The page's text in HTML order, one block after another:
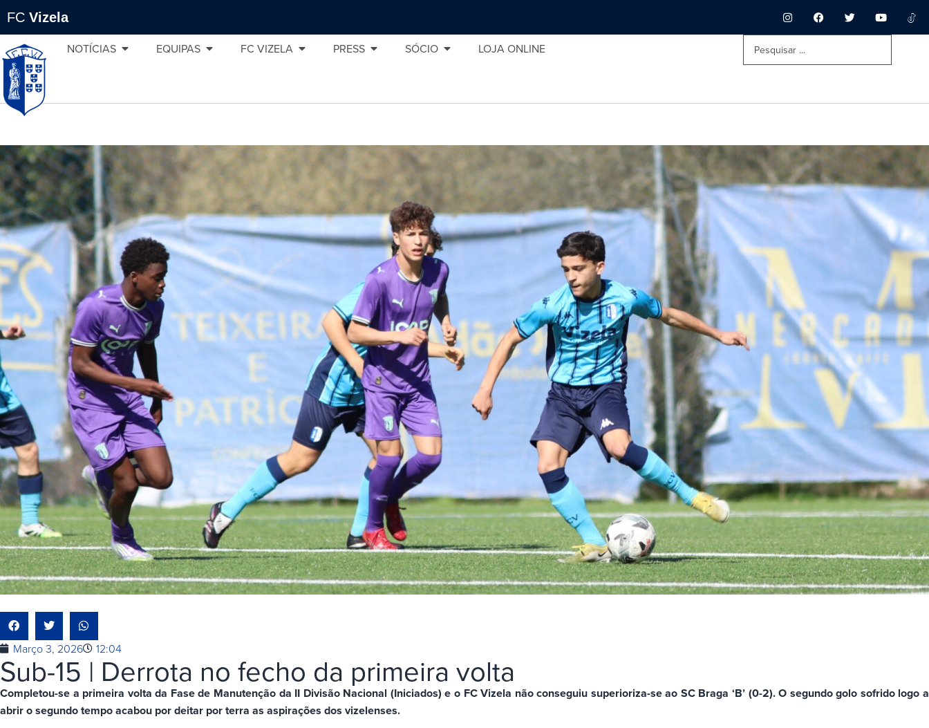
FC Vizela
NOTÍCIAS EQUIPAS FC VIZELA PRESS SÓCIO LOJA ONLINE
Março 3, 2026 12:04
Sub-15 | Derrota no fecho da primeira volta
Completou-se a primeira volta da Fase de Manutenção da II Divisão Nacional (Iniciados) e o FC Vizela não conseguiu superioriza-se ao SC Braga ‘B’ (0-2). O segundo golo sofrido logo a
abrir o segundo tempo acabou por deitar por terra as aspirações dos vizelenses.